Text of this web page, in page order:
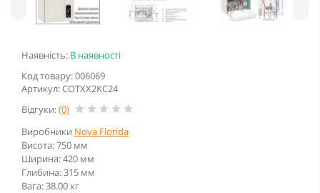
Наявність: В наявності
Код товару: 006069
Артикул: COTXX2KC24
Відгуки:(0)
Виробники Nova Florida
Висота: 750 мм
Ширина: 420 мм
Глибина: 315 мм
Вага: 38.00 кг